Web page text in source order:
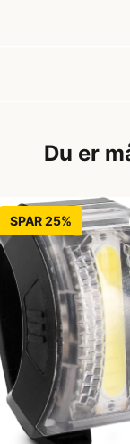
Du er
SPAR 25%